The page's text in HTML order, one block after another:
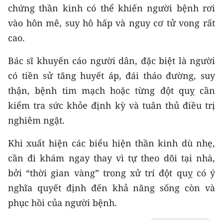
chứng thần kinh có thể khiến người bệnh rơi
vào hôn mê, suy hô hấp và nguy cơ tử vong rất
cao.
Bác sĩ khuyến cáo người dân, đặc biệt là người
có tiền sử tăng huyết áp, đái tháo đường, suy
thận, bệnh tim mạch hoặc từng đột quỵ cần
kiểm tra sức khỏe định kỳ và tuân thủ điều trị
nghiêm ngặt.
Khi xuất hiện các biểu hiện thần kinh dù nhẹ,
cần đi khám ngay thay vì tự theo dõi tại nhà,
bởi “thời gian vàng” trong xử trí đột quỵ có ý
nghĩa quyết định đến khả năng sống còn và
phục hồi của người bệnh.